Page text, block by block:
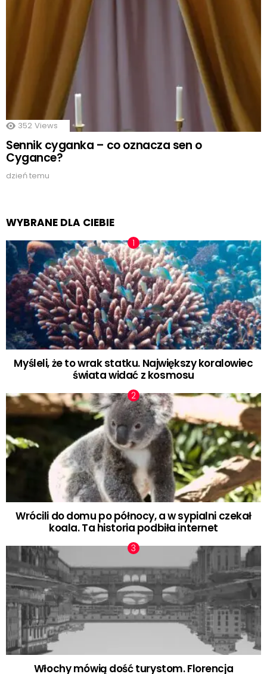
352 Views
Sennik cyganka – co oznacza sen o
Cygance?
dzień temu
WYBRANE DLA CIEBIE
Myśleli, że to wrak statku. Największy koralowiec
świata widać z kosmosu
Wrócili do domu po północy, a w sypialni czekał
koala. Ta historia podbiła internet
Włochy mówią dość turystom. Florencja